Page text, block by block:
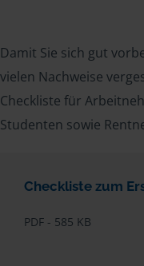
Damit Sie sich gut
vielen Nachweise
Checkliste für
Studenten sowie
Checkliste zum
PDF - 585 KB